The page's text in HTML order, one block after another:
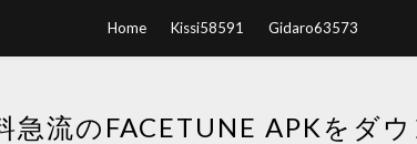
Home Kissi58591 Gidaro63573
急流のFACETUNE APKをダ